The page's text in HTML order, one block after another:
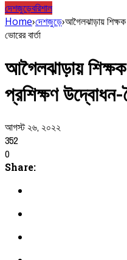
দেশজুড়েবরিশাল
Home›দেশজুড়ে›আগৈলঝাড়ায়
ভোরের বার্তা
আগৈলঝাড়ায়
প্রশিক্ষণ উদ্বোধন-
আগস্ট ২৬, ২০২২
352
0
Share: